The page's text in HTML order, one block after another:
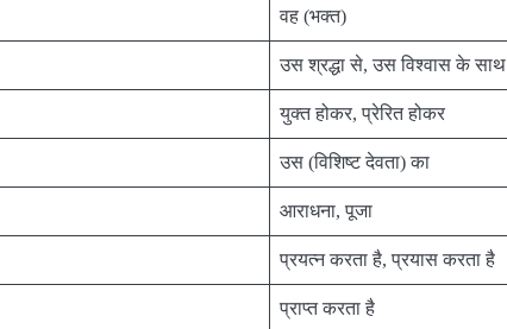
वह (भक्त)
उस श्रद्धा से, उस विश्वास के साथ
युक्त होकर, प्रेरित होकर
उस (विशिष्ट देवता) का
आराधना, पूजा
प्रयत्न करता है, प्रयास करता है
प्राप्त करता है